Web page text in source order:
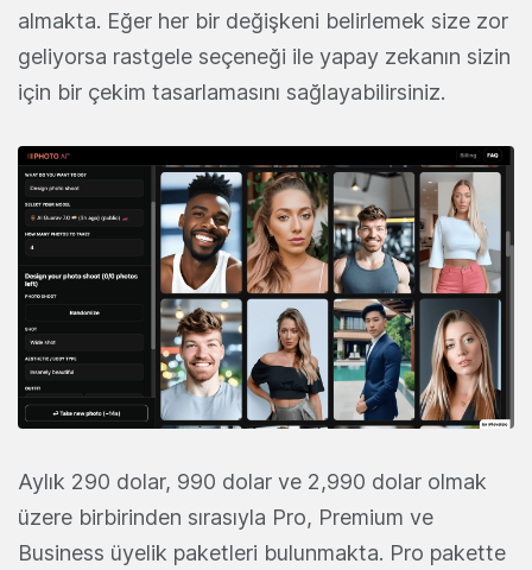
almakta. Eğer her bir değişkeni belirlemek size zor
geliyorsa rastgele seçeneği ile yapay zekanın sizin
için bir çekim tasarlamasını sağlayabilirsiniz.
Aylık 290 dolar, 990 dolar ve 2,990 dolar olmak
üzere birbirinden sırasıyla Pro, Premium ve
Business üyelik paketleri bulunmakta. Pro pakette